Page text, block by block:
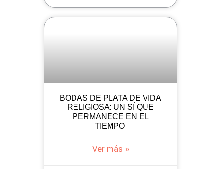
BODAS DE PLATA DE VIDA
RELIGIOSA: UN SÍ QUE
PERMANECE EN EL
TIEMPO
Ver más »